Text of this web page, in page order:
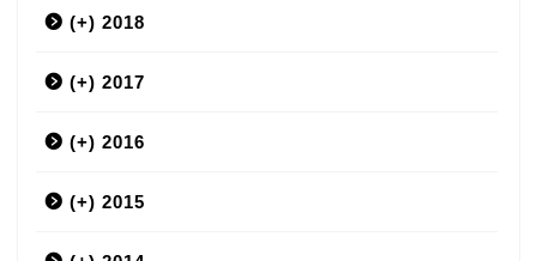
12月
9月
7月
6月
(+) 2018
12月
11月
10月
(+) 2017
12月
11月
(+) 2016
12月
(+) 2015